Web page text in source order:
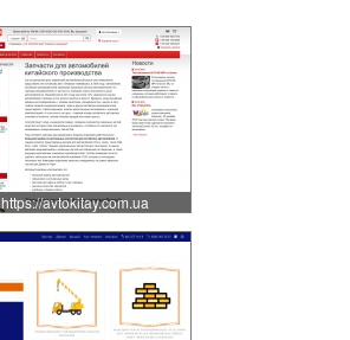
https://avtokitay.com.ua